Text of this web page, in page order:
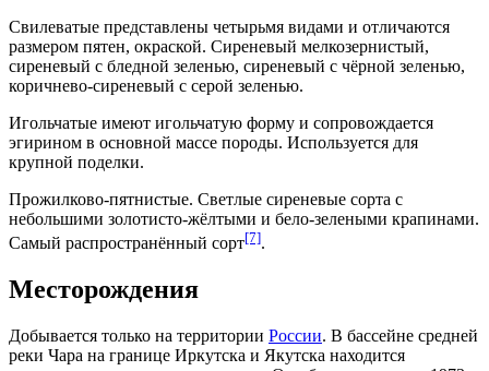
Свилеватые представлены четырьмя видами и отличаются
размером пятен, окраской. Сиреневый мелкозернистый,
сиреневый с бледной зеленью, сиреневый с чёрной зеленью,
коричнево-сиреневый с серой зеленью.
Игольчатые имеют игольчатую форму и сопровождается
эгирином в основной массе породы. Используется для
крупной поделки.
Прожилково-пятнистые. Светлые сиреневые сорта с
небольшими золотисто-жёлтыми и бело-зелеными крапинами.
Самый распространённый сорт[7].
Месторождения
Добывается только на территории России. В бассейне средней
реки Чара на границе Иркутска и Якутска находится